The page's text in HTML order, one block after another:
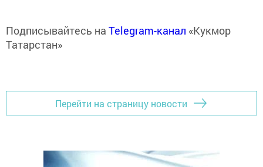
Подписывайтесь на Telegram-канал «Кукмор
Татарстан»
Перейти на страницу новости